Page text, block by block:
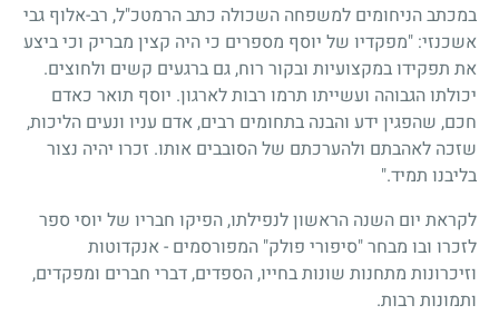
במכתב הניחומים למשפחה השכולה כתב הרמטכ"ל, רב-אלוף גבי
אשכנזי: "מפקדיו של יוסף מספרים כי היה קצין מבריק וכי ביצע
את תפקידו במקצועיות ובקור רוח, גם ברגעים קשים ולחוצים.
יכולתו הגבוהה ועשייתו תרמו רבות לארגון. יוסף תואר כאדם
חכם, שהפגין ידע והבנה בתחומים רבים, אדם עניו ונעים הליכות,
שזכה לאהבתם ולהערכתם של הסובבים אותו. זכרו יהיה נצור
בליבנו תמיד."
לקראת יום השנה הראשון לנפילתו, הפיקו חבריו של יוסי ספר
לזכרו ובו מבחר "סיפורי פולק" המפורסמים - אנקדוטות
וזיכרונות מתחנות שונות בחייו, הספדים, דברי חברים ומפקדים,
ותמונות רבות.